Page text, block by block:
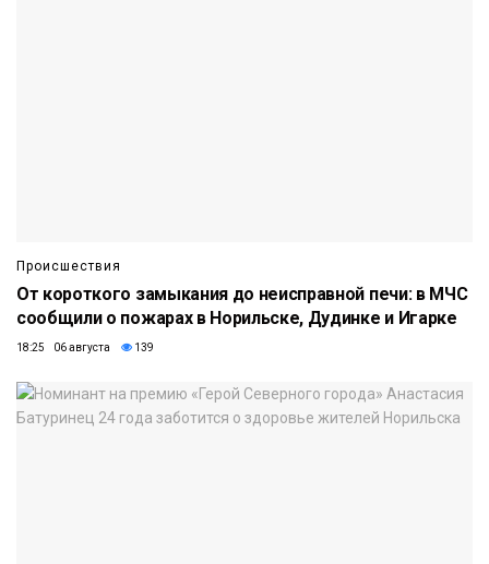
Происшествия
От короткого замыкания до неисправной печи: в МЧС
сообщили о пожарах в Норильске, Дудинке и Игарке
18:25 06 августа 139